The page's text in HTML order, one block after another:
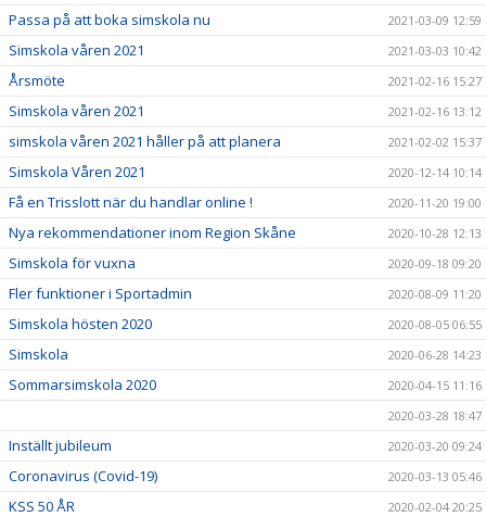
Passa på att boka simskola nu 2021-03-09 12:59
Simskola våren 2021 2021-03-03 10:42
Årsmöte 2021-02-16 15:27
Simskola våren 2021 2021-02-16 13:12
simskola våren 2021 håller på att planera 2021-02-02 15:37
Simskola Våren 2021 2020-12-14 10:14
Få en Trisslott när du handlar online ! 2020-11-20 19:00
Nya rekommendationer inom Region Skåne 2020-10-28 12:13
Simskola för vuxna 2020-09-18 09:20
Fler funktioner i Sportadmin 2020-08-09 11:20
Simskola hösten 2020 2020-08-05 06:55
Simskola 2020-06-28 14:23
Sommarsimskola 2020
2020-04-15 11:16
2020-03-28 18:47
Inställt jubileum 2020-03-20 09:24
Coronavirus (Covid-19) 2020-03-13 05:46
KSS 50 ÅR 2020-02-04 20:25